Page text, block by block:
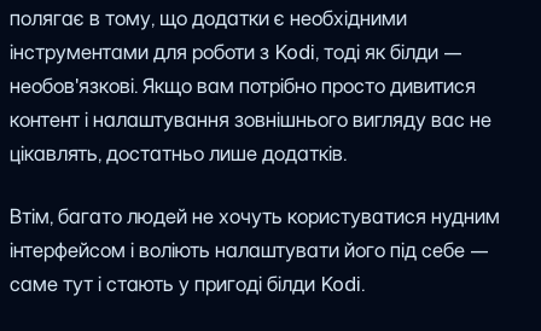
полягає в тому, що додатки є необхідними
інструментами для роботи з Kodi, тоді як білди —
необов'язкові. Якщо вам потрібно просто дивитися
контент і налаштування зовнішнього вигляду вас не
цікавлять, достатньо лише додатків.
Втім, багато людей не хочуть користуватися нудним
інтерфейсом і воліють налаштувати його під себе —
саме тут і стають у пригоді білди Kodi.